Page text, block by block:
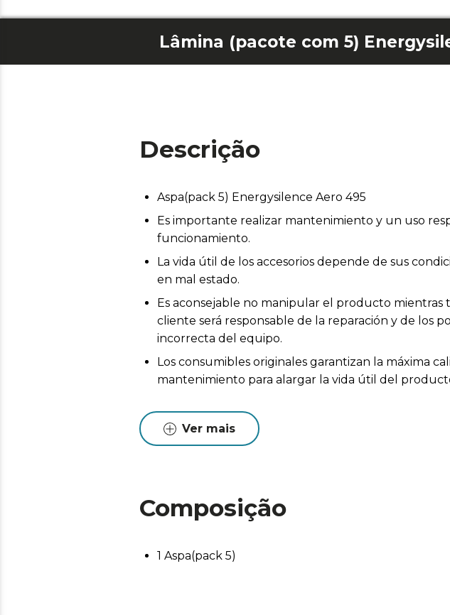
Descrição
Aspa(pack 5) Energysilence Aero 495
Es importante realizar mantenimiento y un uso
funcionamiento.
La vida útil de los accesorios depende de sus
en mal estado.
Es aconsejable no manipular el producto mientras
cliente será responsable de la reparación y de los
incorrecta del equipo.
Los consumibles originales garantizan la máxima
mantenimiento para alargar la vida útil del
Ver mais
Composição
1 Aspa(pack 5)